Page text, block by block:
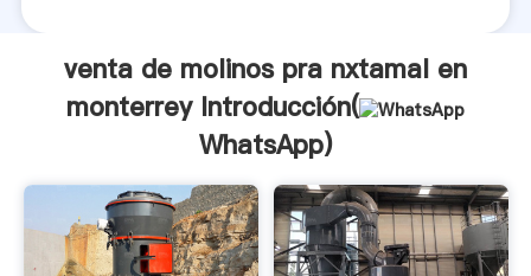
venta de molinos pra nxtamal en
monterrey Introducción(
WhatsApp)